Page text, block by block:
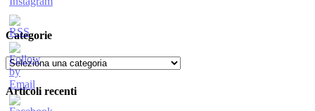
Categorie
Categorie
Articoli recenti